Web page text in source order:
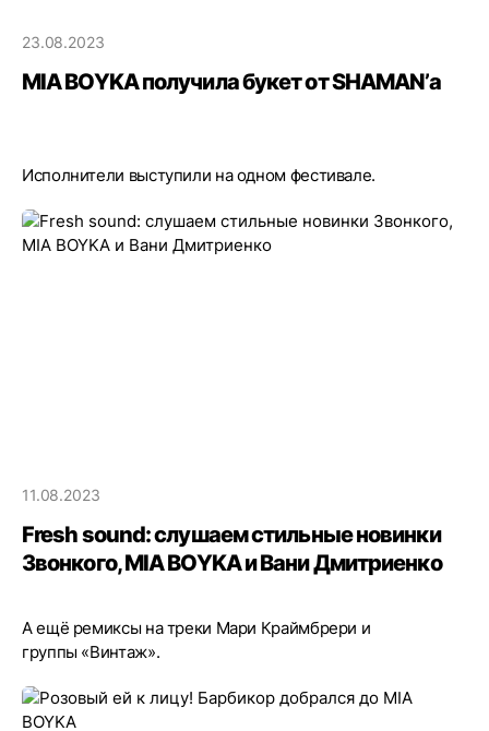
23.08.2023
MIA BOYKA получила букет от SHAMAN’а
Исполнители выступили на одном фестивале.
11.08.2023
Fresh sound: слушаем стильные новинки
Звонкого, MIA BOYKA и Вани Дмитриенко
А ещё ремиксы на треки Мари Краймбрери и
группы «Винтаж».